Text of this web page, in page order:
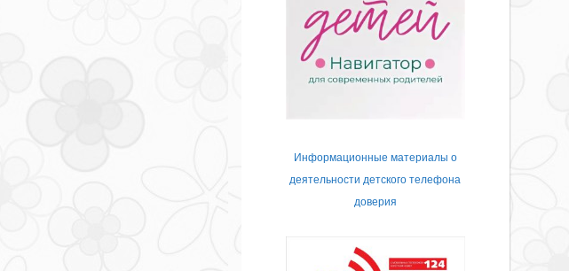
Информационные материалы о
деятельности детского телефона
доверия